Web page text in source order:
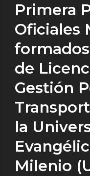
Primera
Oficiales
de
Gestión
la
Milenio